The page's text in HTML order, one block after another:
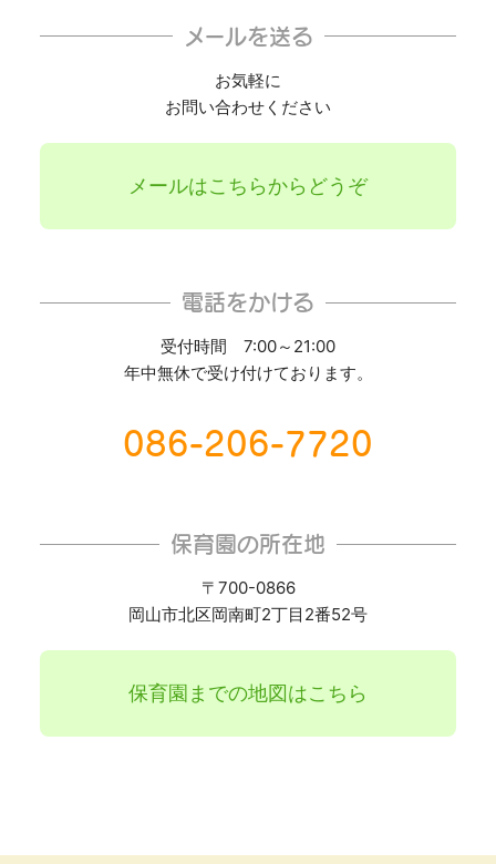
メールを送る
お気軽に
お問い合わせください
メールはこちらからどうぞ
電話をかける
受付時間 7:00～21:00
年中無休で受け付けております。
086-206-7720
保育園の所在地
〒700-0866
岡山市北区岡南町2丁目2番52号
保育園までの地図はこちら